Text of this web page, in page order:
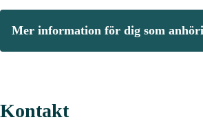
Mer information för dig som
Kontakt